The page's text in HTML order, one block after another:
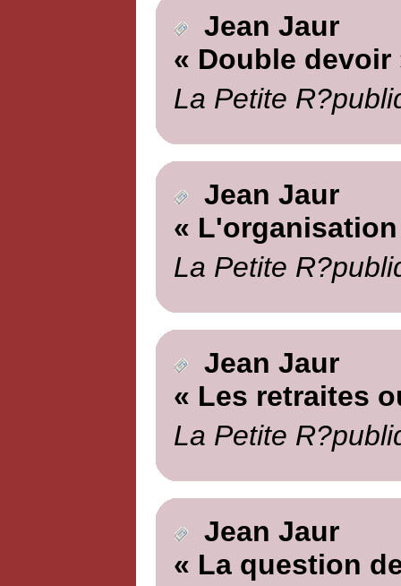
Jean Jaur
« Double devoir
La Petite
Jean Jaur
«
La Petite
Jean Jaur
« Les retraites
La Petite
Jean Jaur
« La question